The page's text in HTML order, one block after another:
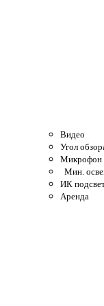
Видео
Угол
Микрофон
Мин.
ИК
Аренда